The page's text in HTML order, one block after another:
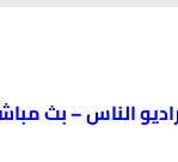
الناس – بث مباشر